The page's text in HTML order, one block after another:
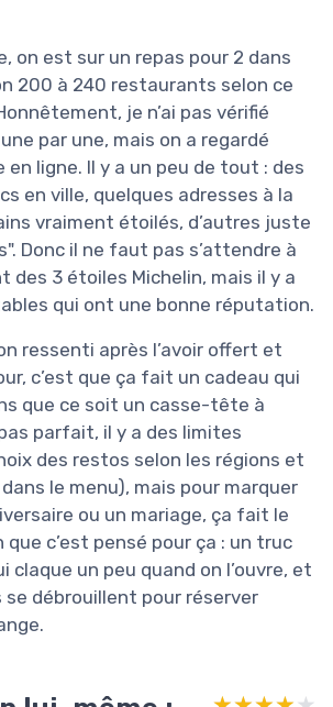
on est sur un repas pour 2 dans
200 à 240 restaurants selon ce
je n’ai pas vérifié
par une, mais on a regardé
en ligne. Il y a un peu de tout : des
en ville, quelques adresses à la
vraiment étoilés, d’autres juste
Donc il ne faut pas s’attendre à
des 3 étoiles Michelin, mais il y a
qui ont une bonne réputation.
ressenti après l’avoir offert et
c’est que ça fait un cadeau qui
que ce soit un casse-tête à
parfait, il y a des limites
des restos selon les régions et
le menu), mais pour marquer
ou un mariage, ça fait le
que c’est pensé pour ça : un truc
claque un peu quand on l’ouvre, et
se débrouillent pour réserver